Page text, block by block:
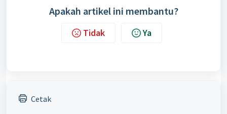
Apakah artikel ini membantu?
Tidak Ya
Cetak